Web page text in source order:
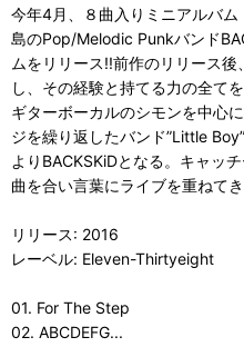
今年4月、８曲入りミニアルバム
島のPop/Melodic Punkバンド
ムをリリース!!前作のリリース
し、その経験と持てる力の全て
ギターボーカルのシモンを中心
ジを繰り返したバンド”Little
よりBACKSKiDとなる。キャッ
曲を合い言葉にライブを重ねてき
リリース: 2016
レーベル: Eleven-Thirtyeight
01. For The Step
02. ABCDEFG...